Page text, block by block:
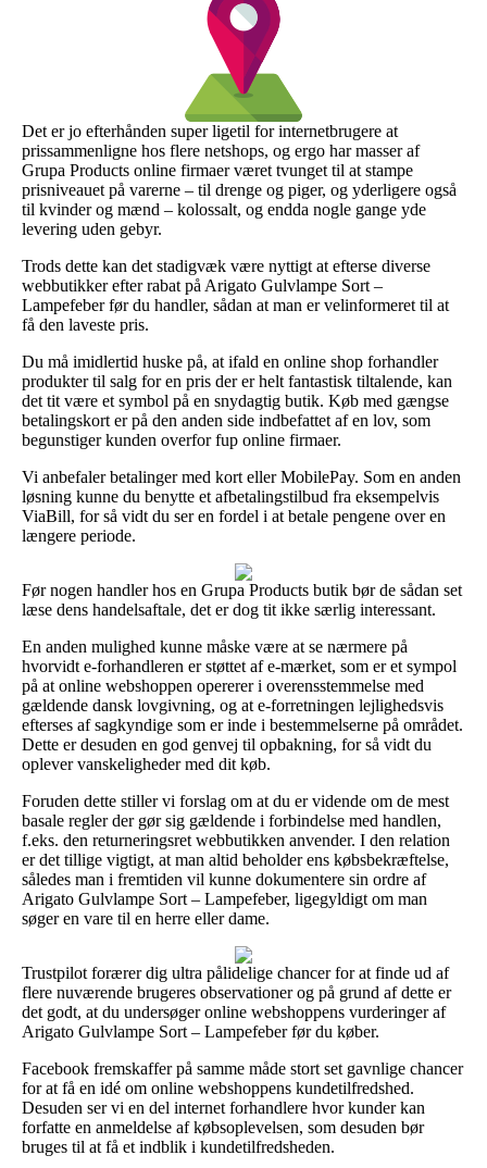
Det er jo efterhånden super ligetil for internetbrugere at
prissammenligne hos flere netshops, og ergo har masser af
Grupa Products online firmaer været tvunget til at stampe
prisniveauet på varerne – til drenge og piger, og yderligere også
til kvinder og mænd – kolossalt, og endda nogle gange yde
levering uden gebyr.
Trods dette kan det stadigvæk være nyttigt at efterse diverse
webbutikker efter rabat på Arigato Gulvlampe Sort –
Lampefeber før du handler, sådan at man er velinformeret til at
få den laveste pris.
Du må imidlertid huske på, at ifald en online shop forhandler
produkter til salg for en pris der er helt fantastisk tiltalende, kan
det tit være et symbol på en snydagtig butik. Køb med gængse
betalingskort er på den anden side indbefattet af en lov, som
begunstiger kunden overfor fup online firmaer.
Vi anbefaler betalinger med kort eller MobilePay. Som en anden
løsning kunne du benytte et afbetalingstilbud fra eksempelvis
ViaBill, for så vidt du ser en fordel i at betale pengene over en
længere periode.
Før nogen handler hos en Grupa Products butik bør de sådan set
læse dens handelsaftale, det er dog tit ikke særlig interessant.
En anden mulighed kunne måske være at se nærmere på
hvorvidt e-forhandleren er støttet af e-mærket, som er et sympol
på at online webshoppen opererer i overensstemmelse med
gældende dansk lovgivning, og at e-forretningen lejlighedsvis
efterses af sagkyndige som er inde i bestemmelserne på området.
Dette er desuden en god genvej til opbakning, for så vidt du
oplever vanskeligheder med dit køb.
Foruden dette stiller vi forslag om at du er vidende om de mest
basale regler der gør sig gældende i forbindelse med handlen,
f.eks. den returneringsret webbutikken anvender. I den relation
er det tillige vigtigt, at man altid beholder ens købsbekræftelse,
således man i fremtiden vil kunne dokumentere sin ordre af
Arigato Gulvlampe Sort – Lampefeber, ligegyldigt om man
søger en vare til en herre eller dame.
Trustpilot forærer dig ultra pålidelige chancer for at finde ud af
flere nuværende brugeres observationer og på grund af dette er
det godt, at du undersøger online webshoppens vurderinger af
Arigato Gulvlampe Sort – Lampefeber før du køber.
Facebook fremskaffer på samme måde stort set gavnlige chancer
for at få en idé om online webshoppens kundetilfredshed.
Desuden ser vi en del internet forhandlere hvor kunder kan
forfatte en anmeldelse af købsoplevelsen, som desuden bør
bruges til at få et indblik i kundetilfredsheden.